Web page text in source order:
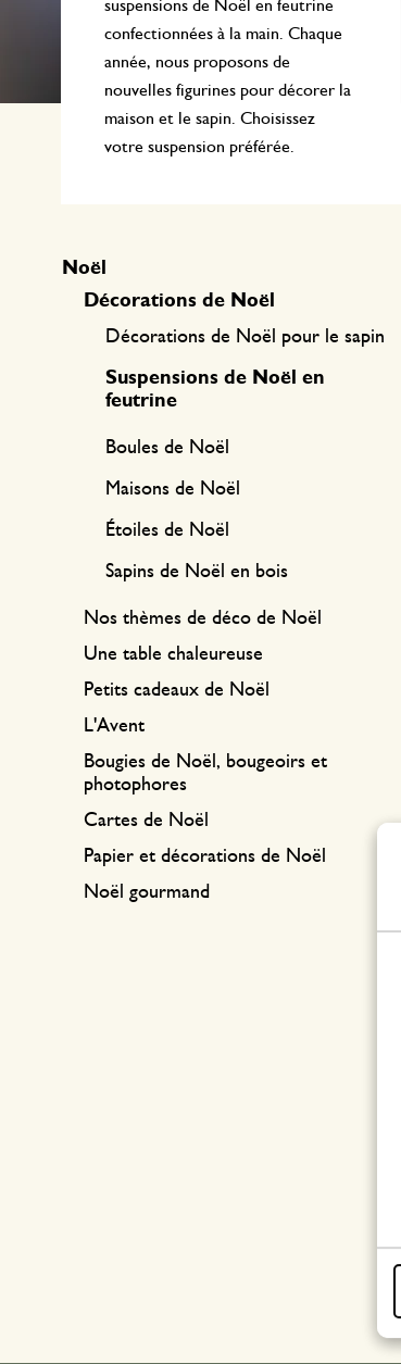
Accessoires pour le thé
Accessoires café
Cuisines du monde
Paniers
Papeterie & loisirs
suspensions de Noël en feutrine
confectionnées à la main. Chaque
année, nous proposons de
nouvelles figurines pour décorer la
maison et le sapin. Choisissez
votre suspension préférée.
Noël
Décorations de Noël
Décorations de Noël pour le sapin
Suspensions de Noël en
feutrine
Boules de Noël
Maisons de Noël
Étoiles de Noël
Sapins de Noël en bois
Nos thèmes de déco de Noël
Une table chaleureuse
Petits cadeaux de Noël
L'Avent
Bougies de Noël, bougeoirs et
photophores
Cartes de Noël
Papier et décorations de Noël
Noël gourmand